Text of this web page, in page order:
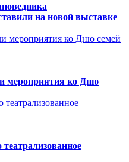
на новой выставке
мероприятия ко Дню